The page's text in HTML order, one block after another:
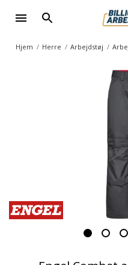
Hjem Herre Arbejdstøj